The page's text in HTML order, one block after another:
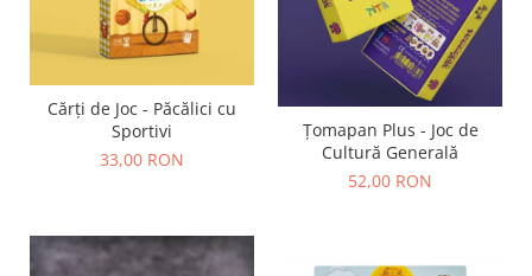
Cărți de Joc - Păcălici cu
Sportivi
33,00 RON
Țomapan Plus - Joc de
Cultură Generală
52,00 RON